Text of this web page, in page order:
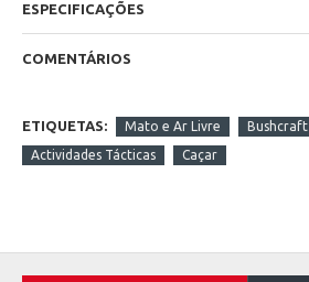
ESPECIFICAÇÕES
COMENTÁRIOS
ETIQUETAS: Mato e Ar Livre Bushcraft
Actividades Tácticas Caçar